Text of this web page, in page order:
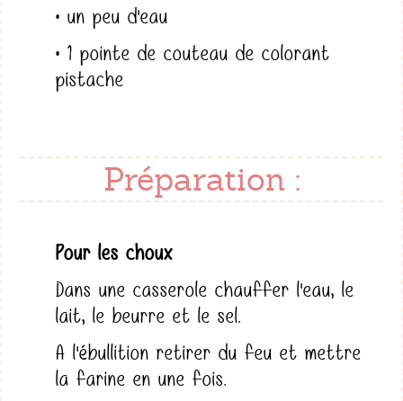
• un peu d'eau
• 1 pointe de couteau de colorant
pistache
Préparation :
Pour les choux
Dans une casserole chauffer l'eau, le
lait, le beurre et le sel.
A l'ébullition retirer du feu et mettre
la farine en une fois.